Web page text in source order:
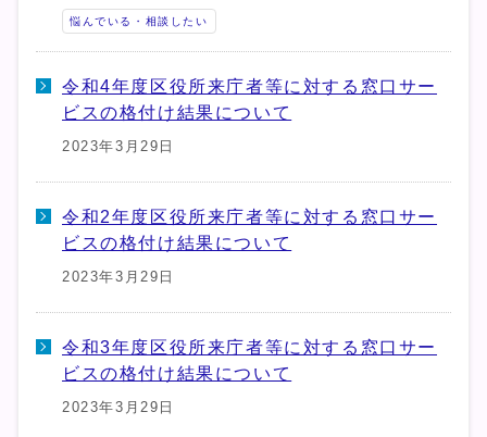
悩んでいる・相談したい
令和4年度区役所来庁者等に対する窓口サー
ビスの格付け結果について
2023年3月29日
令和2年度区役所来庁者等に対する窓口サー
ビスの格付け結果について
2023年3月29日
令和3年度区役所来庁者等に対する窓口サー
ビスの格付け結果について
2023年3月29日